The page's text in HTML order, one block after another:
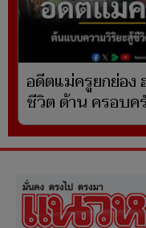
อดีตแม่ครูยกย่อ
ชีวิต ด้าน ครอบค